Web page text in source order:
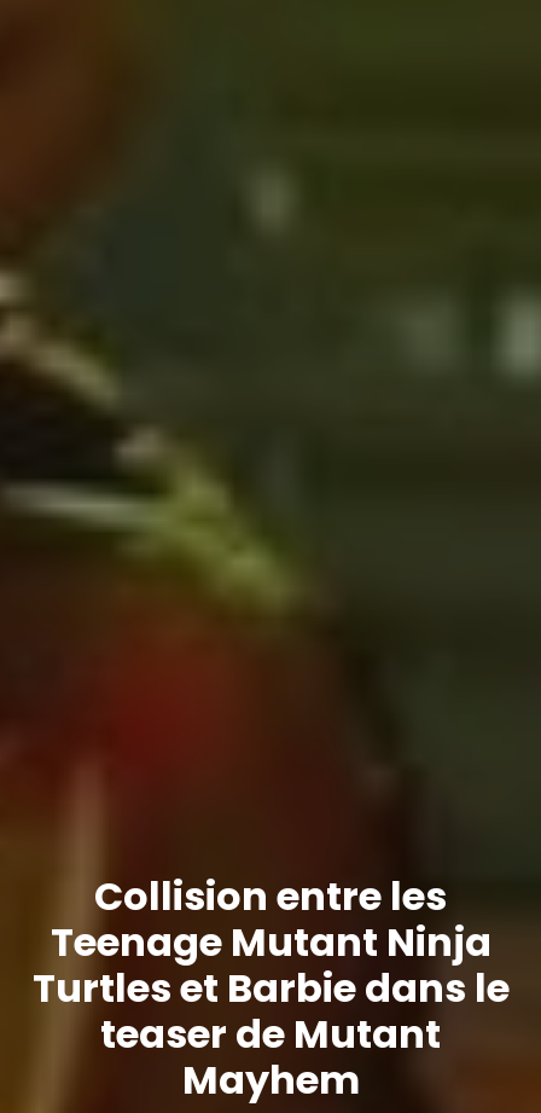
Collision entre les
Teenage Mutant Ninja
Turtles et Barbie dans le
teaser de Mutant
Mayhem